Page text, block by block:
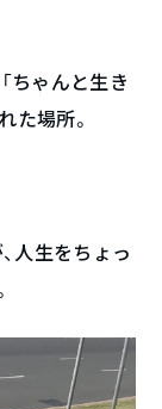
ちゃんと生き
た場所。
人生をちょっ